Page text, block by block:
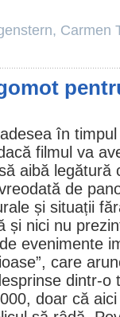
, Carmen
în
filmul va
aibă legătură
de
și situații
și nici nu
evenimente
care
dintr-o
doar că